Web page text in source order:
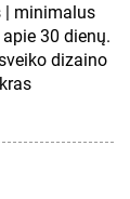
| minimalus
30 dienų.
dizaino